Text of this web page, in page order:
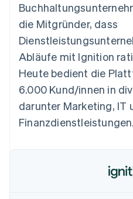
die Mitgründer, dass
Abläufe mit Ignition
Heute bedient die
6.000 Kund/innen in
darunter Marketing, IT
Finanzdienstleistungen.